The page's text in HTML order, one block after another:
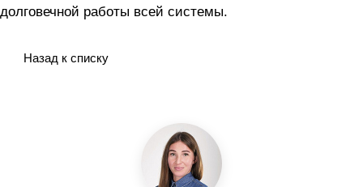
долговечной работы всей системы.
Назад к списку